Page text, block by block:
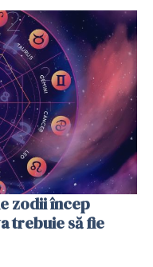
zodii încep
trebuie să fie